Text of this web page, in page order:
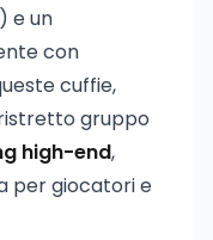
e un
con
cuffie,
gruppo
high-end,
per giocatori e